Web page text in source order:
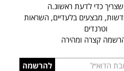
כדי לדעת ראשונ.ה
מבצעים בלעדיים, השראות
וטרנדים
קצרה ומהירה
להרשמה